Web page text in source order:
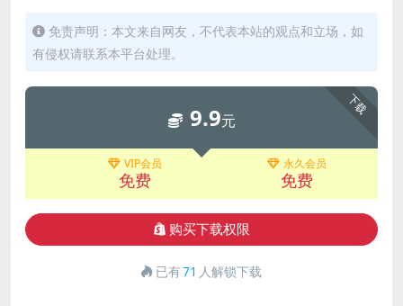
免责声明：本文来自网友，不代表本站的观点和立场，如
有侵权请联系本平台处理。
下载
9.9元
VIP会员
免费
永久会员
免费
购买下载权限
已有71 人解锁下载